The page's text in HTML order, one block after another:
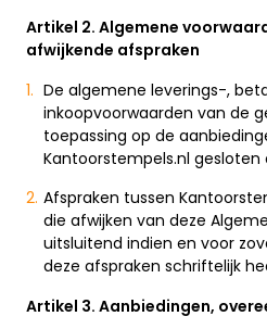
Artikel 2. Algemene
afwijkende afspraken
De algemene leverings-,
inkoopvoorwaarden van de
toepassing op de
Kantoorstempels.nl
Afspraken tussen
die afwijken van deze
uitsluitend indien en voor
deze afspraken schriftelijk
Artikel 3. Aanbiedingen,